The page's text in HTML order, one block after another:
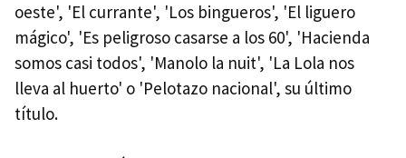
oeste', 'El currante', 'Los bingueros', 'El liguero
mágico', 'Es peligroso casarse a los 60', 'Hacienda
somos casi todos', 'Manolo la nuit', 'La Lola nos
lleva al huerto' o 'Pelotazo nacional', su último
título.